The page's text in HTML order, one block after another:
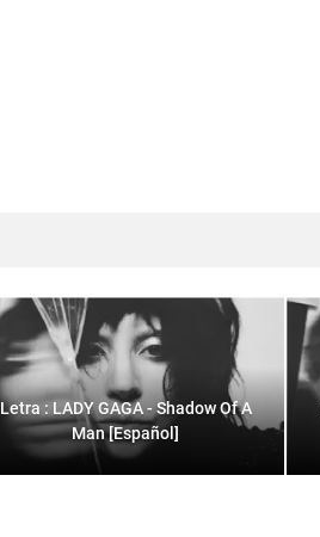
Letra : LADY GAGA - Shadow Of A
Man [Español]